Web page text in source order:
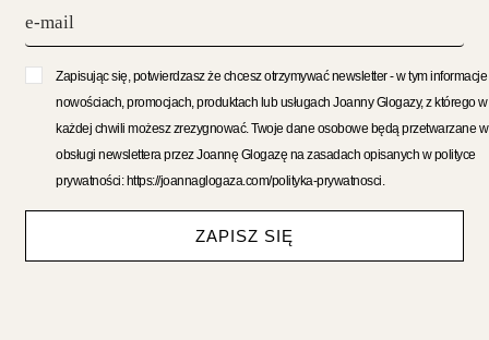
Zapisując się, potwierdzasz że chcesz otrzymywać newsletter - w tym informacje
nowościach, promocjach, produktach lub usługach Joanny Glogazy, z którego w
każdej chwili możesz zrezygnować. Twoje dane osobowe będą przetwarzane
obsługi newslettera przez Joannę Glogazę na zasadach opisanych w polityce
prywatności: https://joannaglogaza.com/polityka-prywatnosci.
ZAPISZ SIĘ